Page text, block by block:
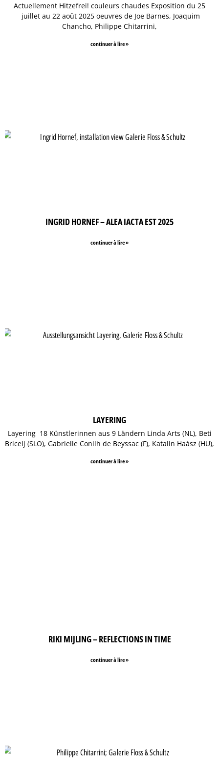
Actuellement Hitzefrei! couleurs chaudes Exposition du 25
juillet au 22 août 2025 oeuvres de Joe Barnes, Joaquim
Chancho, Philippe Chitarrini,
continuer à lire »
INGRID HORNEF – ALEA IACTA EST 2025
continuer à lire »
LAYERING
Layering 18 Künstlerinnen aus 9 Ländern Linda Arts (NL), Beti
Bricelj (SLO), Gabrielle Conilh de Beyssac (F), Katalin Haász (HU),
continuer à lire »
RIKI MIJLING – REFLECTIONS IN TIME
continuer à lire »